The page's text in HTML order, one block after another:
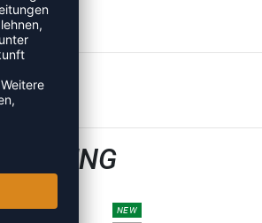
NEW